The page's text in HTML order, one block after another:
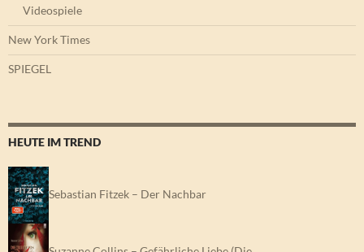
Videospiele
New York Times
SPIEGEL
HEUTE IM TREND
Sebastian Fitzek – Der Nachbar